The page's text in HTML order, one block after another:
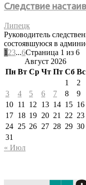
Следствие
Липецк
Руководитель
состоявшуюся в
1 23...6Страница 1 из 6
Август 2026
Пн Вт Ср Чт Пт Сб Вс
1
2
3
4 5 6 7 8
9
10 11 12 13 14 15 16
17 18 19 20 21 22 23
24 25 26 27 28 29 30
31
« Июл